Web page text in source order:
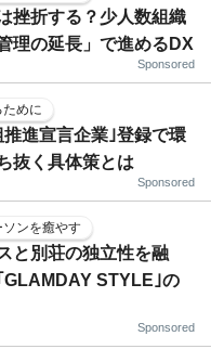
挫折する？少人数組織
理の延長」で進めるDX
Sponsored
めに
進宣言企業｣登録で環
抜く具体策とは
Sponsored
ンを癒やす
と別荘の独立性を融
STYLE｣の
Sponsored